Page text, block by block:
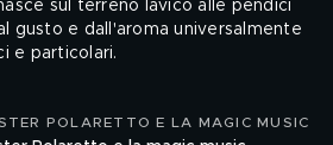
sul terreno lavico alle pendici
gusto e dall'aroma universalmente
e particolari.
POLARETTO E LA MAGIC MUSIC